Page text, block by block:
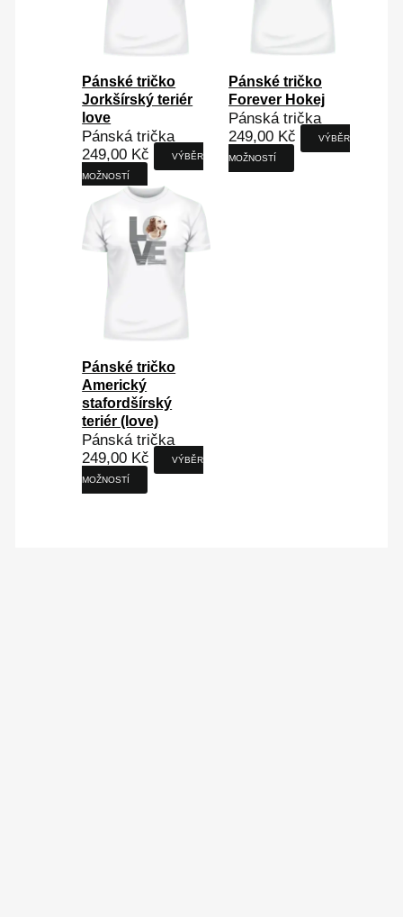
Pánské tričko
Jorkšírský teriér
love
Pánská trička
249,00 Kč
VÝBĚR
MOŽNOSTÍ
produktu
Pánské tričko
Forever Hokej
Pánská trička
249,00 Kč
VÝBĚR
MOŽNOSTÍ
na
produktu
Pánské tričko
Americký
stafordšírský
teriér (love)
Pánská trička
249,00 Kč
VÝBĚR
MOŽNOSTÍ
Tento
produkt
má
více
variant.
na
produktu